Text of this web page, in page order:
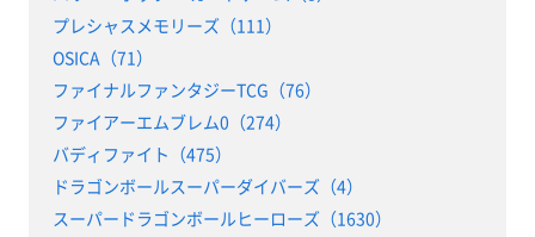
プレシャスメモリーズ（111）
OSICA（71）
ファイナルファンタジーTCG（76）
ファイアーエムブレム0（274）
バディファイト（475）
ドラゴンボールスーパーダイバーズ（4）
スーパードラゴンボールヒーローズ（1630）